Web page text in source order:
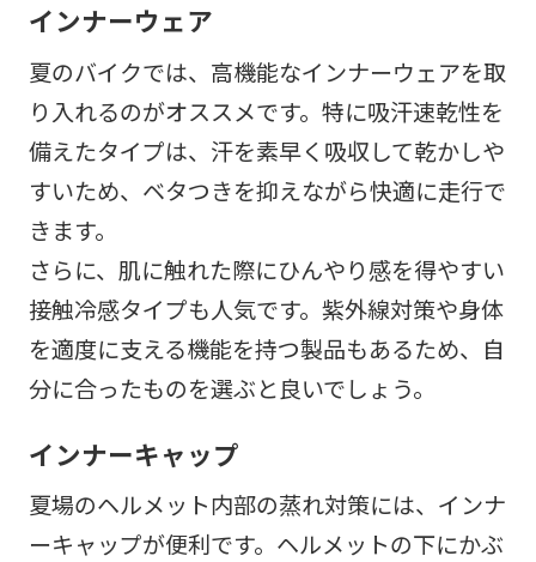
インナーウェア
夏のバイクでは、高機能なインナーウェアを取
り入れるのがオススメです。特に吸汗速乾性を
備えたタイプは、汗を素早く吸収して乾かしや
すいため、ベタつきを抑えながら快適に走行で
きます。
さらに、肌に触れた際にひんやり感を得やすい
接触冷感タイプも人気です。紫外線対策や身体
を適度に支える機能を持つ製品もあるため、自
分に合ったものを選ぶと良いでしょう。
インナーキャップ
夏場のヘルメット内部の蒸れ対策には、インナ
ーキャップが便利です。ヘルメットの下にかぶ